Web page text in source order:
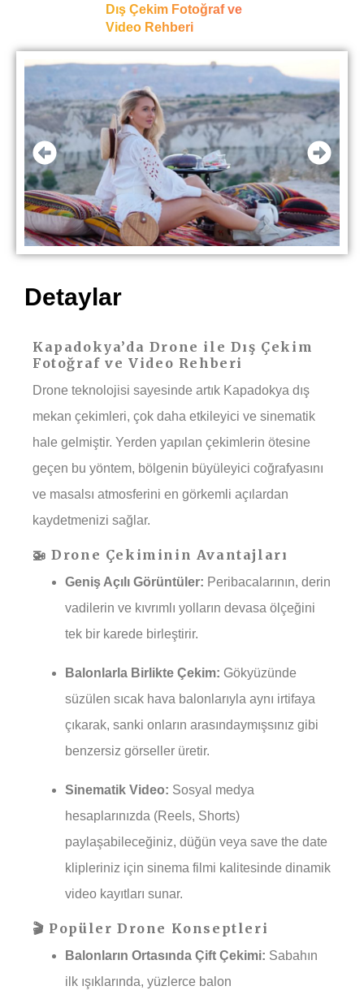
Dış Çekim Fotoğraf ve
Video Rehberi
Detaylar
Kapadokya’da Drone ile Dış Çekim
Fotoğraf ve Video Rehberi
Drone teknolojisi sayesinde artık Kapadokya dış
mekan çekimleri, çok daha etkileyici ve sinematik
hale gelmiştir. Yerden yapılan çekimlerin ötesine
geçen bu yöntem, bölgenin büyüleyici coğrafyasını
ve masalsı atmosferini en görkemli açılardan
kaydetmenizi sağlar.
🚁 Drone Çekiminin Avantajları
Geniş Açılı Görüntüler: Peribacalarının, derin
vadilerin ve kıvrımlı yolların devasa ölçeğini
tek bir karede birleştirir.
Balonlarla Birlikte Çekim: Gökyüzünde
süzülen sıcak hava balonlarıyla aynı irtifaya
çıkarak, sanki onların arasındaymışsınız gibi
benzersiz görseller üretir.
Sinematik Video: Sosyal medya
hesaplarınızda (Reels, Shorts)
paylaşabileceğiniz, düğün veya save the date
klipleriniz için sinema filmi kalitesinde dinamik
video kayıtları sunar.
🎬 Popüler Drone Konseptleri
Balonların Ortasında Çift Çekimi: Sabahın
ilk ışıklarında, yüzlerce balon